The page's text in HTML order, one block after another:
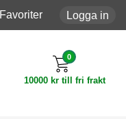
Favoriter Logga in
0
10000 kr till fri frakt